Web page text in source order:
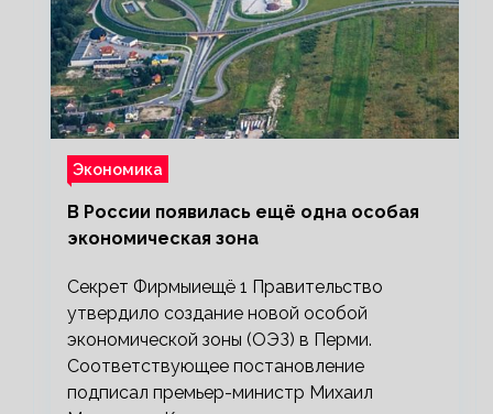
Экономика
В России появилась ещё одна особая
экономическая зона
Секрет Фирмыиещё 1 Правительство
утвердило создание новой особой
экономической зоны (ОЭЗ) в Перми.
Соответствующее постановление
подписал премьер-министр Михаил